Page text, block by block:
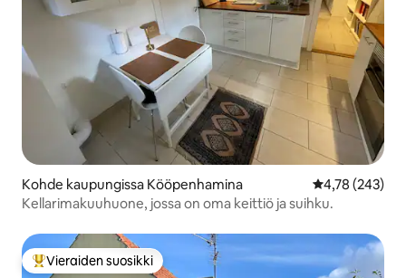
Kohde kaupungissa Kööpenhamina
4,78 (243)
Kellarimakuuhuone, jossa on oma keittiö ja suihku.
Vieraiden suosikkien parhaimmistoa
Vieraiden suosikki